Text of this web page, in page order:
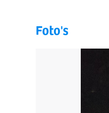
Foto's